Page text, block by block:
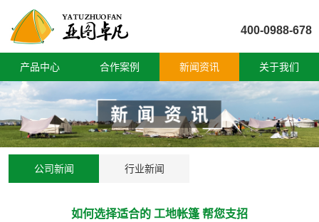
400-0988-678
产品中心 合作案例 新闻资讯 关于我们
公司新闻 行业新闻
如何选择适合的 工地帐篷 帮您支招